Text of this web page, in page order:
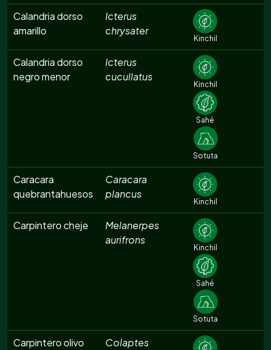
Calandria dorso
amarillo
Icterus
chrysater
Kinchil
Calandria dorso
negro menor
Icterus
cucullatus
Kinchil
Sahé
Sotuta
Caracara
quebrantahuesos
Caracara
plancus
Kinchil
Carpintero cheje
Melanerpes
aurifrons
Kinchil
Sahé
Sotuta
Carpintero olivo Colaptes